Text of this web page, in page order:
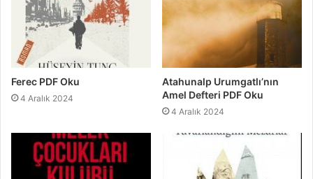
Ferec PDF Oku
4 Aralık 2024
Atahunalp Urumgatlı’nın
Amel Defteri PDF Oku
4 Aralık 2024